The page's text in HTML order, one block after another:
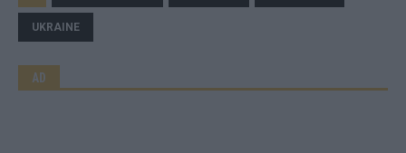
UKRAINE
AD